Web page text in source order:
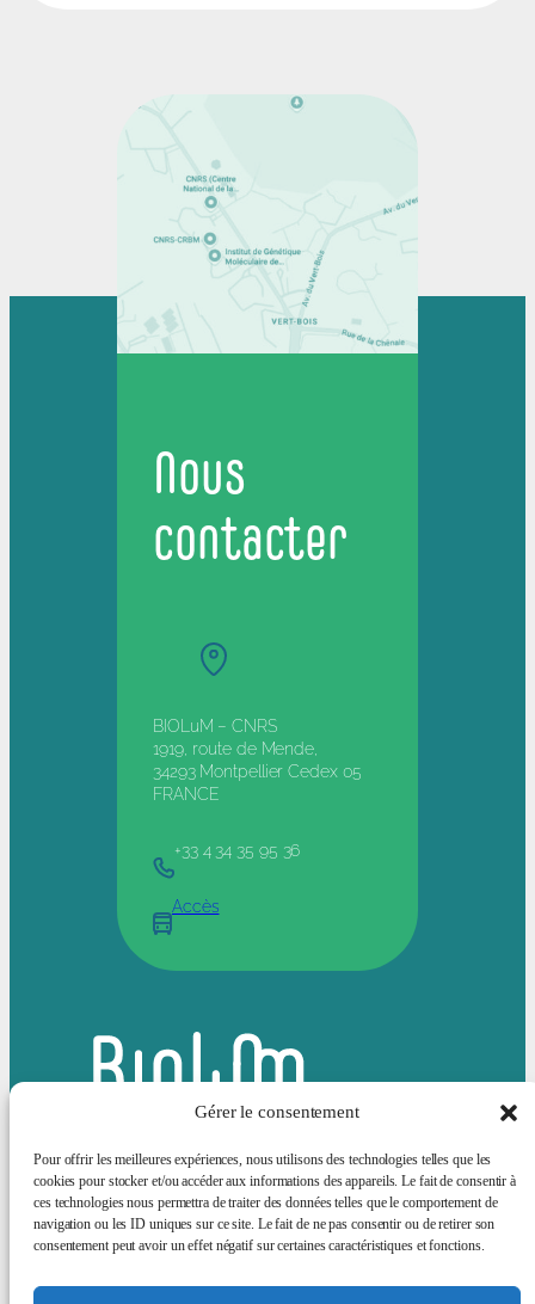
Gérer le consentement
Pour offrir les meilleures expériences, nous utilisons des technologies telles que les
cookies pour stocker et/ou accéder aux informations des appareils. Le fait de consentir à
ces technologies nous permettra de traiter des données telles que le comportement de
navigation ou les ID uniques sur ce site. Le fait de ne pas consentir ou de retirer son
consentement peut avoir un effet négatif sur certaines caractéristiques et fonctions.
Nous
contacter
BIOLuM – CNRS
1919, route de Mende,
34293 Montpellier Cedex 05
FRANCE
+33 4 34 35 95 36
Accès
Bluesky
LinkedIn